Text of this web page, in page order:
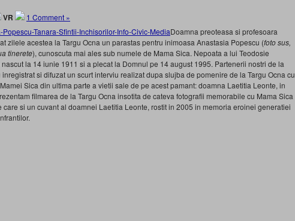
VR
1 Comment »
Doamna preoteasa si profesoara
zilele acestea la Targu Ocna un parastas pentru inimoasa Anastasia Popescu (foto sus,
tinerete), cunoscuta mai ales sub numele de Mama Sica. Nepoata a lui Teodosie
la 14 iunie 1911 si a plecat la Domnul pe 14 august 1995. Partenerii nostri de la
inregistrat si difuzat un scurt interviu realizat dupa slujba de pomenire de la Targu Ocna cu
Sica din ultima parte a vietii sale de pe acest pamant: doamna Laetitia Leonte, in
filmarea de la Targu Ocna insotita de cateva fotografii memorabile cu Mama Sica
care si un cuvant al doamnei Laetitia Leonte, rostit in 2005 in memoria eroinei generatiei